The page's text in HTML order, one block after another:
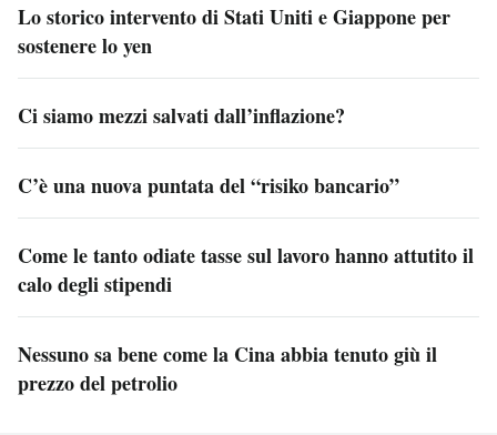
Lo storico intervento di Stati Uniti e Giappone per
sostenere lo yen
Ci siamo mezzi salvati dall’inflazione?
C’è una nuova puntata del “risiko bancario”
Come le tanto odiate tasse sul lavoro hanno attutito il
calo degli stipendi
Nessuno sa bene come la Cina abbia tenuto giù il
prezzo del petrolio